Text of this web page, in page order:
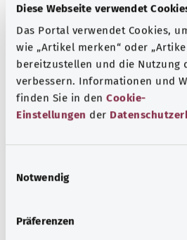
Diese Webseite verwendet
Das Portal verwendet Cookies,
wie „Artikel merken“ oder
bereitzustellen und die Nutzung
verbessern. Informationen und
finden Sie in den Cookie-
Einstellungen der
Notwendig
Präferenzen
Beratung und Hilfe